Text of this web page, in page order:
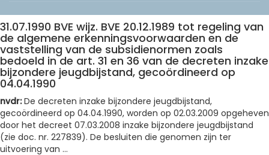
31.07.1990 BVE wijz. BVE 20.12.1989 tot regeling van
de algemene erkenningsvoorwaarden en de
vaststelling van de subsidienormen zoals
bedoeld in de art. 31 en 36 van de decreten inzake
bijzondere jeugdbijstand, gecoördineerd op
04.04.1990
nvdr:De decreten inzake bijzondere jeugdbijstand,
gecoördineerd op 04.04.1990, worden op 02.03.2009 opgeheven
door het decreet 07.03.2008 inzake bijzondere jeugdbijstand
(zie doc. nr. 227839). De besluiten die genomen zijn ter
uitvoering van ...